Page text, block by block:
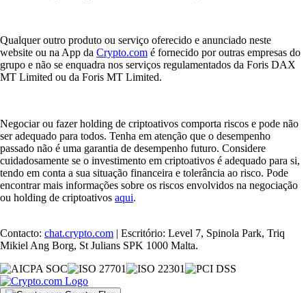
Qualquer outro produto ou serviço oferecido e anunciado neste
website ou na App da Crypto.com é fornecido por outras empresas do
grupo e não se enquadra nos serviços regulamentados da Foris DAX
MT Limited ou da Foris MT Limited.
Negociar ou fazer holding de criptoativos comporta riscos e pode não
ser adequado para todos. Tenha em atenção que o desempenho
passado não é uma garantia de desempenho futuro. Considere
cuidadosamente se o investimento em criptoativos é adequado para si,
tendo em conta a sua situação financeira e tolerância ao risco. Pode
encontrar mais informações sobre os riscos envolvidos na negociação
ou holding de criptoativos aqui.
Contacto: chat.crypto.com | Escritório: Level 7, Spinola Park, Triq
Mikiel Ang Borg, St Julians SPK 1000 Malta.